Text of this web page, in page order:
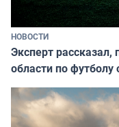
НОВОСТИ
Эксперт
области по